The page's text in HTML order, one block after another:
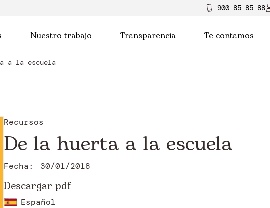
900 85 85 88
Nuestro trabajo Transparencia Te contamos
a la escuela
Recursos
De la huerta a la escuela
Fecha: 30/01/2018
Descargar pdf
Español